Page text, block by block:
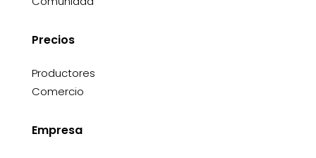
Precios
Productores
Comercio
Empresa